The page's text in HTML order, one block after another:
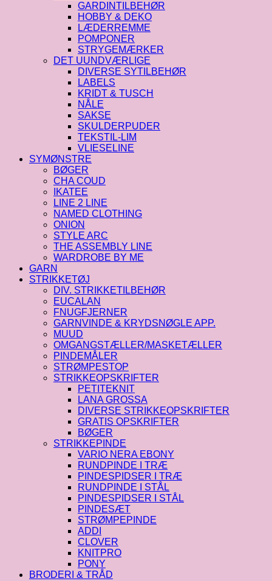
GARDINTILBEHØR
HOBBY & DEKO
LÆDERREMME
POMPONER
STRYGEMÆRKER
DET UUNDVÆRLIGE
DIVERSE SYTILBEHØR
LABELS
KRIDT & TUSCH
NÅLE
SAKSE
SKULDERPUDER
TEKSTIL-LIM
VLIESELINE
SYMØNSTRE
BØGER
CHA COUD
IKATEE
LINE 2 LINE
NAMED CLOTHING
ONION
STYLE ARC
THE ASSEMBLY LINE
WARDROBE BY ME
GARN
STRIKKETØJ
DIV. STRIKKETILBEHØR
EUCALAN
FNUGFJERNER
GARNVINDE & KRYDSNØGLE APP.
MUUD
OMGANGSTÆLLER/MASKETÆLLER
PINDEMÅLER
STRØMPESTOP
STRIKKEOPSKRIFTER
PETITEKNIT
LANA GROSSA
DIVERSE STRIKKEOPSKRIFTER
GRATIS OPSKRIFTER
BØGER
STRIKKEPINDE
VARIO NERA EBONY
RUNDPINDE I TRÆ
PINDESPIDSER I TRÆ
RUNDPINDE I STÅL
PINDESPIDSER I STÅL
PINDESÆT
STRØMPEPINDE
ADDI
CLOVER
KNITPRO
PONY
BRODERI & TRÅD